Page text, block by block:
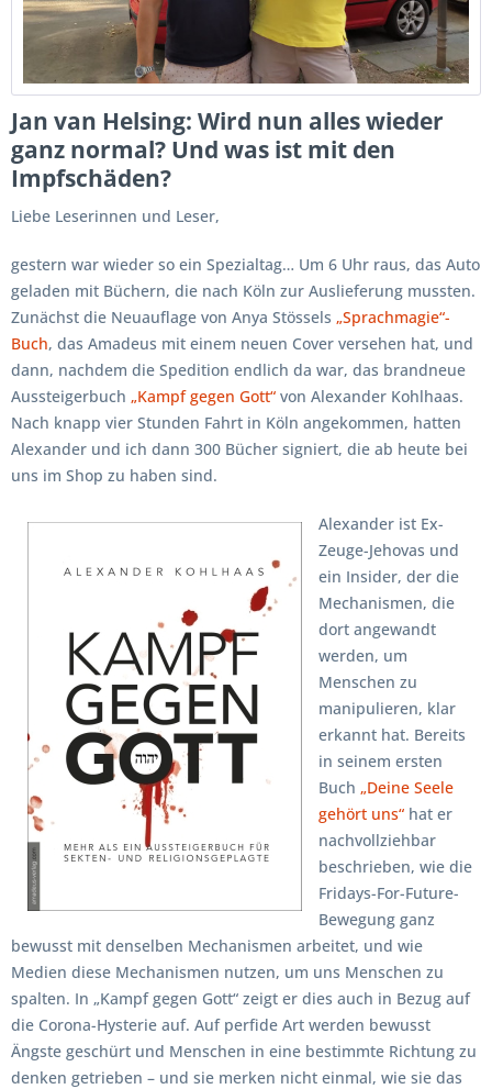
Jan van Helsing: Wird nun alles wieder
ganz normal? Und was ist mit den
Impfschäden?
Liebe Leserinnen und Leser,
gestern war wieder so ein Spezialtag… Um 6 Uhr raus, das Auto
geladen mit Büchern, die nach Köln zur Auslieferung mussten.
Zunächst die Neuauflage von Anya Stössels „Sprachmagie“-
Buch, das Amadeus mit einem neuen Cover versehen hat, und
dann, nachdem die Spedition endlich da war, das brandneue
Aussteigerbuch „Kampf gegen Gott“ von Alexander Kohlhaas.
Nach knapp vier Stunden Fahrt in Köln angekommen, hatten
Alexander und ich dann 300 Bücher signiert, die ab heute bei
uns im Shop zu haben sind.
Alexander ist Ex-
Zeuge-Jehovas und
ein Insider, der die
Mechanismen, die
dort angewandt
werden, um
Menschen zu
manipulieren, klar
erkannt hat. Bereits
in seinem ersten
Buch „Deine Seele
gehört uns“ hat er
nachvollziehbar
beschrieben, wie die
Fridays-For-Future-
Bewegung ganz
bewusst mit denselben Mechanismen arbeitet, und wie
Medien diese Mechanismen nutzen, um uns Menschen zu
spalten. In „Kampf gegen Gott“ zeigt er dies auch in Bezug auf
die Corona-Hysterie auf. Auf perfide Art werden bewusst
Ängste geschürt und Menschen in eine bestimmte Richtung zu
denken getrieben – und sie merken nicht einmal, wie sie das